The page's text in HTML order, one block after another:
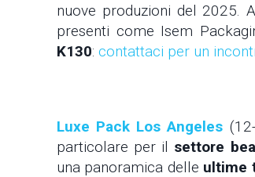
nuove produzioni del 2025.
presenti come Isem
K130: contattaci per un
Luxe Pack Los Angeles
particolare per il settore
una panoramica delle ultime